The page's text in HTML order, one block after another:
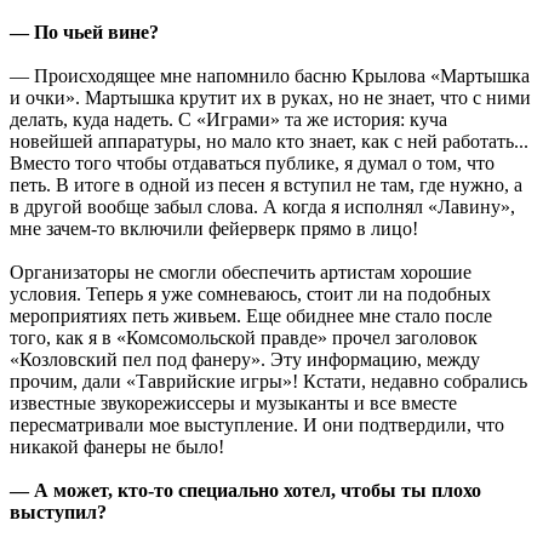
— По чьей вине?
— Происходящее мне напомнило басню Крылова «Мартышка
и очки». Мартышка крутит их в руках, но не знает, что с ними
делать, куда надеть. С «Играми» та же история: куча
новейшей аппаратуры, но мало кто знает, как с ней работать...
Вместо того чтобы отдаваться публике, я думал о том, что
петь. В итоге в одной из песен я вступил не там, где нужно, а
в другой вообще забыл слова. А когда я исполнял «Лавину»,
мне зачем-то включили фейерверк прямо в лицо!
Организаторы не смогли обеспечить артистам хорошие
условия. Теперь я уже сомневаюсь, стоит ли на подобных
мероприятиях петь живьем. Еще обиднее мне стало после
того, как я в «Комсомольской правде» прочел заголовок
«Козловский пел под фанеру». Эту информацию, между
прочим, дали «Таврийские игры»! Кстати, недавно собрались
известные звукорежиссеры и музыканты и все вместе
пересматривали мое выступление. И они подтвердили, что
никакой фанеры не было!
— А может, кто-то специально хотел, чтобы ты плохо
выступил?